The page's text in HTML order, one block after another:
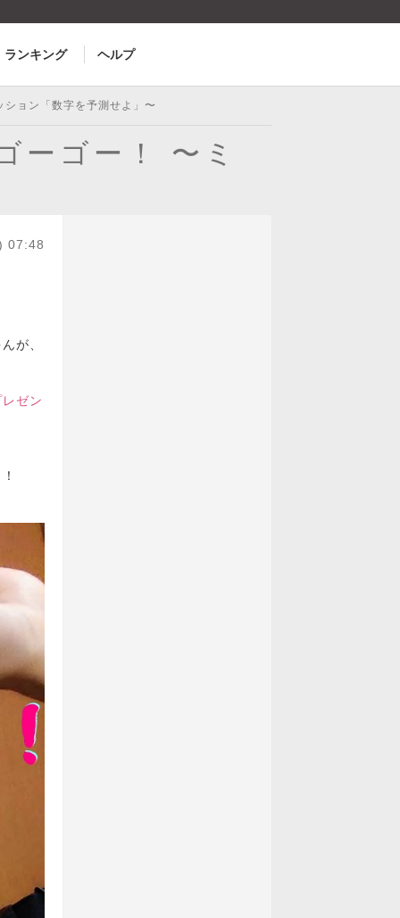
ランキング ヘルプ
ョン「数字を予測せよ」〜
ゴー！ 〜ミ
07:48
が、
ゼン